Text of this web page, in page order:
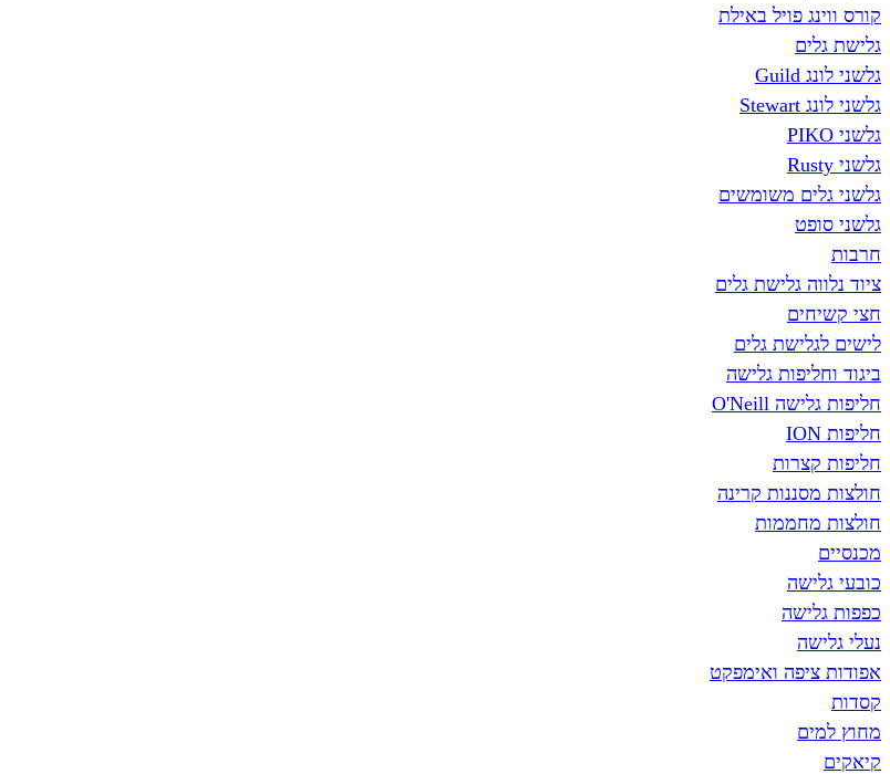
קורס ווינג פויל באילת
גלישת גלים
גלשני לונג Guild
גלשני לונג Stewart
גלשני PIKO
גלשני Rusty
גלשני גלים משומשים
גלשני סופט
חרבות
ציוד נלווה גלישת גלים
חצי קשיחים
לישים לגלישת גלים
ביגוד וחליפות גלישה
חליפות גלישה O'Neill
חליפות ION
חליפות קצרות
חולצות מסננות קרינה
חולצות מחממות
מכנסיים
כובעי גלישה
כפפות גלישה
נעלי גלישה
אפודות ציפה ואימפקט
קסדות
מחוץ למים
קיאקים